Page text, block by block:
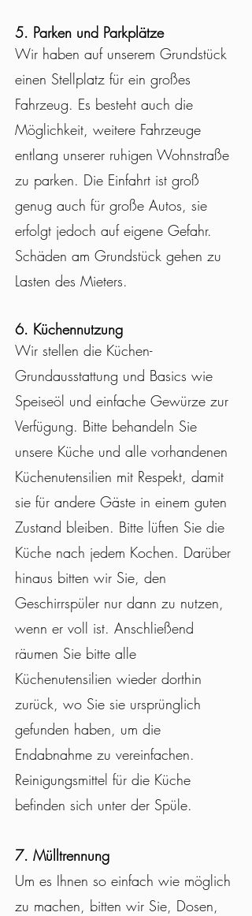
5. Parken und Parkplätze
Wir haben auf unserem Grundstück
einen Stellplatz für ein großes
Fahrzeug. Es besteht auch die
Möglichkeit, weitere Fahrzeuge
entlang unserer ruhigen Wohnstraße
zu parken. Die Einfahrt ist groß
genug auch für große Autos, sie
erfolgt jedoch auf eigene Gefahr.
Schäden am Grundstück gehen zu
Lasten des Mieters.
6. Küchennutzung
Wir stellen die Küchen-
Grundausstattung und Basics wie
Speiseöl und einfache Gewürze zur
Verfügung. Bitte behandeln Sie
unsere Küche und alle vorhandenen
Küchenutensilien mit Respekt, damit
sie für andere Gäste in einem guten
Zustand bleiben. Bitte lüften Sie die
Küche nach jedem Kochen. Darüber
hinaus bitten wir Sie, den
Geschirrspüler nur dann zu nutzen,
wenn er voll ist. Anschließend
räumen Sie bitte alle
Küchenutensilien wieder dorthin
zurück, wo Sie sie ursprünglich
gefunden haben, um die
Endabnahme zu vereinfachen.
Reinigungsmittel für die Küche
befinden sich unter der Spüle.
7. Mülltrennung
Um es Ihnen so einfach wie möglich
zu machen, bitten wir Sie, Dosen,